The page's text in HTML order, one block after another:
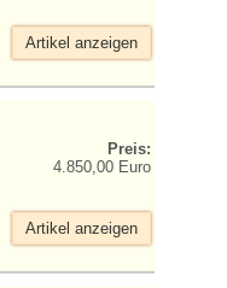
Artikel anzeigen
Preis:
4.850,00 Euro
Artikel anzeigen